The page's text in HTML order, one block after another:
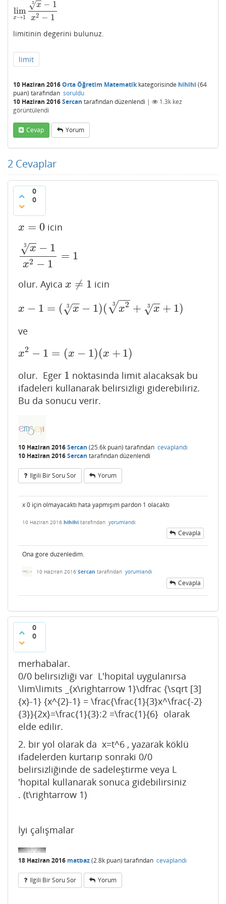
lim
x→1
x
√
3 − 1
x2 − 1
limx →1x3−1x
limitinin degerini bulunuz.
limit
10 Haziran 2016Orta Öğretim Matematikkategorisinde hihihi (64
puan) tarafından soruldu
10 Haziran 2016Sercan tarafındandüzenlendi | 1.3k kez
görüntülendi
Cevap Yorum
2 Cevaplar
0
0
x = 0
x= 0 icin
x
−
−
√
3 − 1
x2 − 1
= 1
x3−1x2− 1=1
olur. Ayica x ≠ 1
x≠ 1 icin
x − 1 = ( x
−
−
√
3 − 1)( x2
−−
√
3 + x
−
−
√
3 + 1)
x−1=( x3−1)(x 23+x3 +1 )
ve
x2 − 1 = (x − 1)(x + 1)
x 2−1 =(x −1 (x+1)
olur. Eger 1
1 noktasinda limit alacaksak bu
ifadeleri kullanarak belirsizligi giderebiliriz.
Bu da sonucu verir.
10 Haziran 2016Sercan (25.6k puan) tarafından cevaplandı
10 Haziran 2016Sercan tarafındandüzenlendi
Ilgili Bir Soru Sor Yorum
x 0 için olmayacaktı hata yapmışım pardon 1 olacaktı
10 Haziran 2016 hihihi tarafından yorumlandı
Cevapla
Ona gore duzenledim.
10 Haziran 2016 Sercan tarafından yorumlandı
Cevapla
0
0
merhabalar.
0/0 belirsizliği var L'hopital uygulanırsa
\lim\limits _{x\rightarrow 1}\dfrac {\sqrt [3]
{x}-1} {x^{2}-1} = \frac{\frac{1}{3}x^\frac{-2}
{3}}{2x}=\frac{1}{3}:2 =\frac{1}{6} olarak
elde edilir.
2. bir yol olarak da x=t^6 , yazarak köklü
ifadelerden kurtarıp sonraki 0/0
belirsizliğinde de sadeleştirme veya L
'hopital kullanarak sonuca gidebilirsiniz
. (t\rightarrow 1)
İyi çalışmalar
18 Haziran 2016 matbaz(2.8k puan) tarafından cevaplandı
Ilgili Bir Soru Sor Yorum